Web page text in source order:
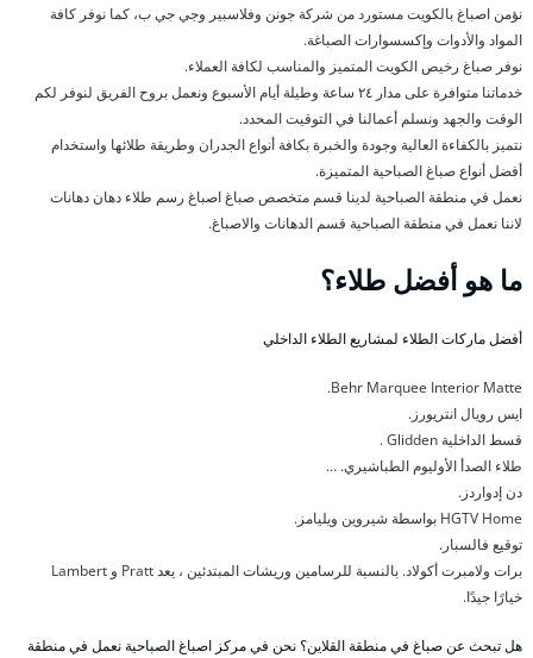
نؤمن اصباغ بالكويت مستورد من شركة جونن وفلاسبير وجي جي ب، كما نوفر كافة
المواد والأدوات وإكسسوارات الصباغة.
نوفر صباغ رخيص الكويت المتميز والمناسب لكافة العملاء.
خدماتنا متوافرة على مدار ٢٤ ساعة وطيلة أيام الأسبوع ونعمل بروح الفريق لنوفر لكم
الوقت والجهد ونسلم أعمالنا في التوقيت المحدد.
نتميز بالكفاءة العالية وجودة والخبرة بكافة أنواع الجدران وطريقة طلائها واستخدام
أفضل أنواع صباغ الصباحية المتميزة.
نعمل في منطقة الصباحية لدينا قسم متخصص صباغ اصباغ رسم طلاء دهان دهانات
لاننا نعمل في منطقة الصباحية قسم الدهانات والاصباغ.
ما هو أفضل طلاء؟
أفضل ماركات الطلاء لمشاريع الطلاء الداخلي
Behr Marquee Interior Matte.
ايس رويال انتريورز.
قسط الداخلية Glidden .
طلاء الصدأ الأوليوم الطباشيري. …
دن إدواردز.
HGTV Home بواسطة شيروين ويليامز.
توقيع فالسبار.
برات ولامبرت أكولاد. بالنسبة للرسامين وريشات المبتدئين ، يعد Pratt و Lambert
خيارًا جيدًا.
هل تبحث عن صباغ في منطقة القلاين؟ نحن في مركز اصباغ الصباحية نعمل في منطقة